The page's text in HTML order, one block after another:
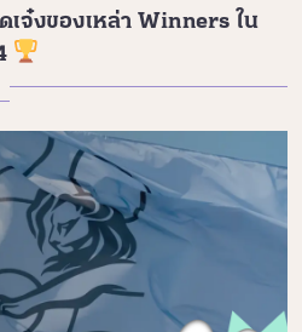
จ๋งของเหล่า Winners ใน